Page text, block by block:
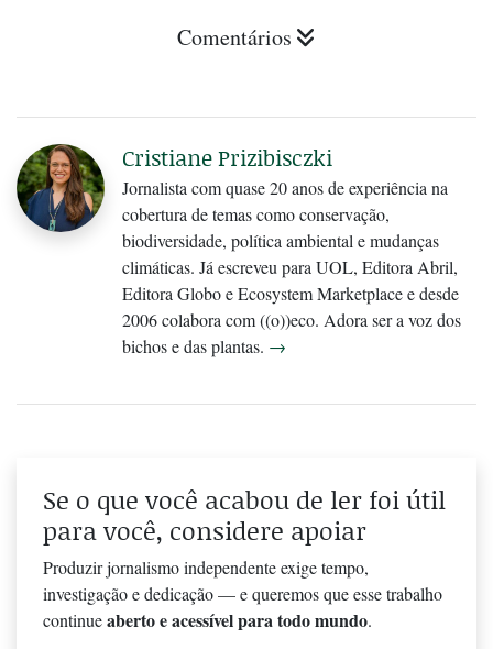
Comentários
Cristiane Prizibisczki
Jornalista com quase 20 anos de experiência na
cobertura de temas como conservação,
biodiversidade, política ambiental e mudanças
climáticas. Já escreveu para UOL, Editora Abril,
Editora Globo e Ecosystem Marketplace e desde
2006 colabora com ((o))eco. Adora ser a voz dos
bichos e das plantas. →
Se o que você acabou de ler foi útil
para você, considere apoiar
Produzir jornalismo independente exige tempo,
investigação e dedicação — e queremos que esse trabalho
continueaberto e acessível para todo mundo.